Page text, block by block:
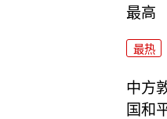
最高
最热
中方
国和